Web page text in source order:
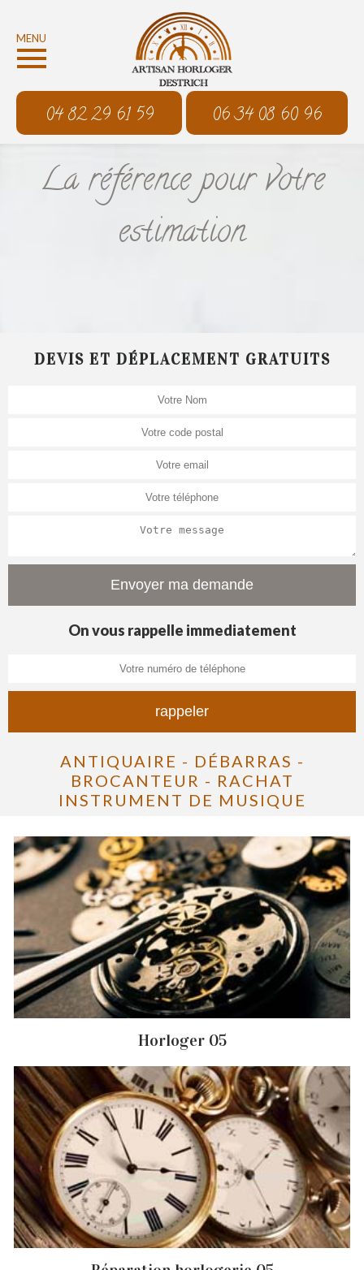
MENU
04 82 29 61 59 06 34 08 60 96
La référence pour votre
estimation
DEVIS ET DÉPLACEMENT GRATUITS
On vous rappelle immediatement
ANTIQUAIRE - DÉBARRAS -
BROCANTEUR - RACHAT
INSTRUMENT DE MUSIQUE
Horloger 05